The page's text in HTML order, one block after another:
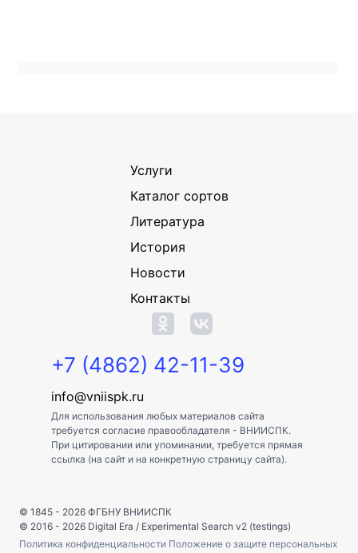
Услуги
Каталог сортов
Литература
История
Новости
Контакты
+7 (4862) 42-11-39
info@vniispk.ru
Для использования любых материалов сайта
требуется согласие правообладателя - ВНИИСПК.
При цитировании или упоминании, требуется прямая
ссылка (на сайт и на конкретную страницу сайта).
© 1845 - 2026 ФГБНУ ВНИИСПК
© 2016 - 2026 Digital Era / Experimental Search v2 (testings)
Политика конфиденциальности Положение о защите персональных